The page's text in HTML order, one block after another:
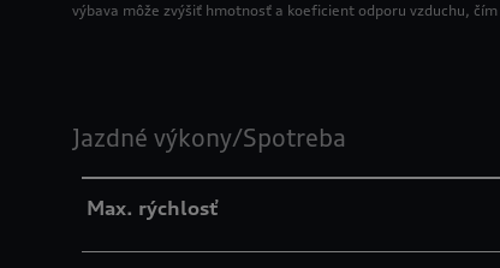
výbava môže zvýšiť hmotnosť a koeficient odporu vzduchu,
Jazdné výkony/Spotreba
Max. rýchlosť